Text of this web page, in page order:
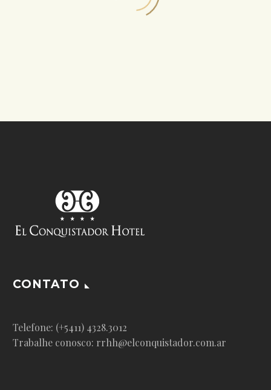
CONTATO
Telefone: (+5411) 4328.3012
Trabalhe conosco: rrhh@elconquistador.com.ar